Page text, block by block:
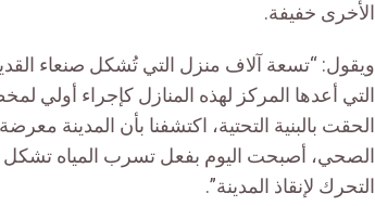
الأخرى خفيفة.
ويقول: “تسعة آلاف منزل التي تُشكل صنعاء
التي أعدها المركز لهذه المنازل كإجراء أولي
الحقت بالبنية التحتية، اكتشفنا بأن المدينة
الصحي، أصبحت اليوم بفعل تسرب المياه
التحرك لإنقاذ المدينة”.